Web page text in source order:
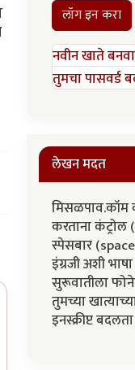
लॉग इन करा
नवीन खाते बनवा
तुमचा पासवर्ड
लेखन मदत
करताना
स्पेसबार
इंग्रजी अशी
सुरूवातीला
तुमच्या
इनस्क्रीप्ट